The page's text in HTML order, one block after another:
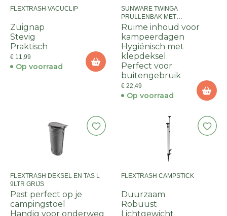
FLEXTRASH VACUCLIP
Zuignap
Stevig
Praktisch
€ 11,99
Op voorraad
SUNWARE TWINGA
PRULLENBAK MET
KLEPDEKSEL 47L -
METALLIC/ZWART
Ruime inhoud voor
kampeerdagen
Hygiënisch met
klepdeksel
Perfect voor
buitengebruik
€ 22,49
Op voorraad
FLEXTRASH DEKSEL EN TAS L
9LTR GRIJS
Past perfect op je
campingstoel
Handig voor onderweg
FLEXTRASH CAMPSTICK
Duurzaam
Robuust
Lichtgewicht